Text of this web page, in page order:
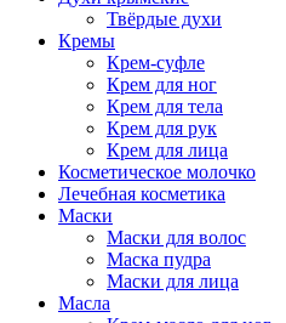
Твёрдые духи
Кремы
Крем-суфле
Крем для ног
Крем для тела
Крем для рук
Крем для лица
Косметическое молочко
Лечебная косметика
Маски
Маски для волос
Маска пудра
Маски для лица
Масла